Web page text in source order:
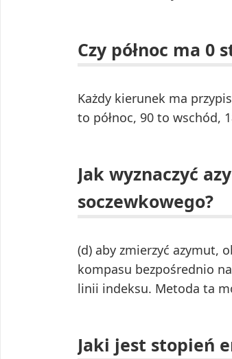
Czy północ ma 0
Każdy kierunek ma
to północ, 90 to wschód,
Jak wyznaczyć
soczewkowego?
(d) aby zmierzyć azymut,
kompasu bezpośrednio
linii indeksu. Metoda ta
Jaki jest stopień